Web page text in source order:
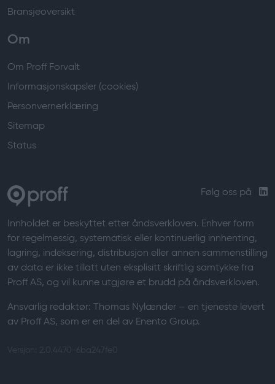
Bransjeoversikt
Om
Om Proff Forvalt
Informasjonskapsler (cookies)
Personvernerklæring
Sitemap
Status
Følg oss på
Innholdet er beskyttet etter åndsverkloven. Enhver form
for regelmessig, systematisk eller kontinuerlig innhenting,
lagring, indeksering, distribusjon eller annen sammenstilling
av data er ikke tillatt uten eksplisitt skriftlig samtykke fra
Proff AS, og vil kunne utgjøre et brudd på åndsverkloven.
Ansvarlig redaktør: Thomas Nylænder – en tjeneste levert
av Proff AS, som er en del av Enento Group.
Versjon: 2.0.4470-6ba247fe0